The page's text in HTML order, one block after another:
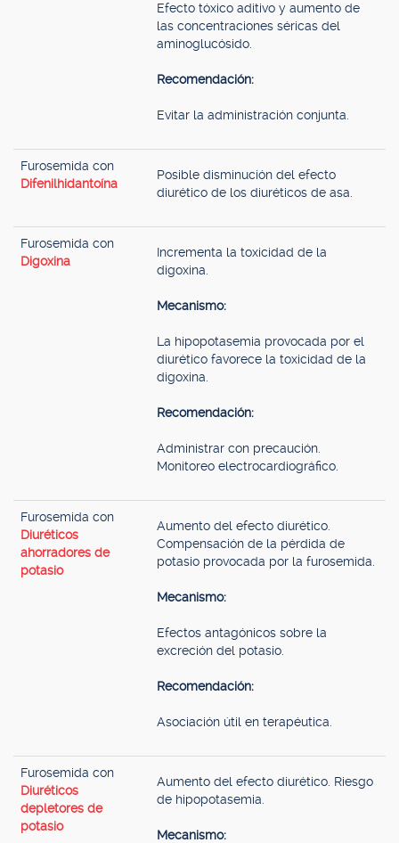
Efecto tóxico aditivo y aumento de
las concentraciones séricas del
aminoglucósido.
Recomendación:
Evitar la administración conjunta.
Furosemida con
Difenilhidantoína
Posible disminución del efecto
diurético de los diuréticos de asa.
Furosemida con
Digoxina
Incrementa la toxicidad de la
digoxina.
Mecanismo:
La hipopotasemia provocada por el
diurético favorece la toxicidad de la
digoxina.
Recomendación:
Administrar con precaución.
Monitoreo electrocardiográfico.
Furosemida con
Diuréticos
ahorradores de
potasio
Aumento del efecto diurético.
Compensación de la pérdida de
potasio provocada por la furosemida.
Mecanismo:
Efectos antagónicos sobre la
excreción del potasio.
Recomendación:
Asociación útil en terapéutica.
Furosemida con
Diuréticos
depletores de
potasio
Aumento del efecto diurético. Riesgo
de hipopotasemia.
Mecanismo: